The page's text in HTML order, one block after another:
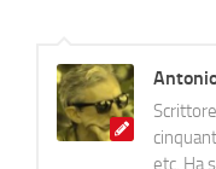
etc. Ha